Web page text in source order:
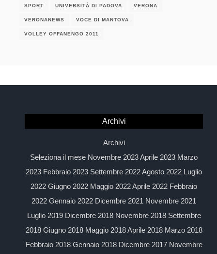
SPORT UNIVERSITÀ DI PADOVA VERONA
VERONANEWS VOCE DI MANTOVA
VOLLEY OFFANENGO 2011
Archivi
Archivi
Seleziona il mese Novembre 2023 Aprile 2023 Marzo
2023 Febbraio 2023 Settembre 2022 Agosto 2022 Luglio
2022 Giugno 2022 Maggio 2022 Aprile 2022 Febbraio
2022 Gennaio 2022 Dicembre 2021 Novembre 2021
Luglio 2019 Dicembre 2018 Novembre 2018 Settembre
2018 Giugno 2018 Maggio 2018 Aprile 2018 Marzo 2018
Febbraio 2018 Gennaio 2018 Dicembre 2017 Novembre